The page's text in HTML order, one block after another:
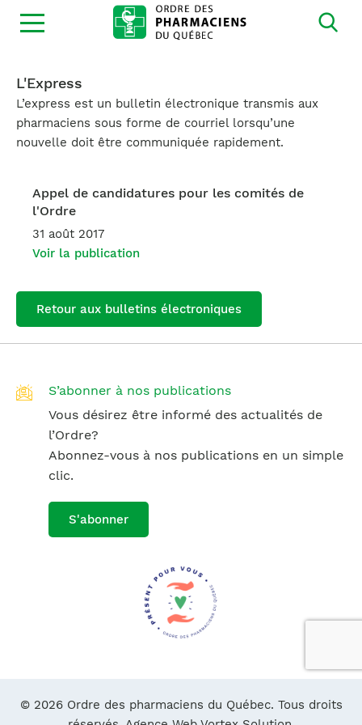
Ouvrir
la
L'Express
L’express est un bulletin électronique transmis aux
pharmaciens sous forme de courriel lorsqu’une
nouvelle doit être communiquée rapidement.
Appel de candidatures pour les comités de
l'Ordre
31 août 2017
Voir la publication
Retour aux bulletins électroniques
S’abonner à nos publications
Vous désirez être informé des actualités de
l’Ordre?
Abonnez-vous à nos publications en un simple
clic.
S'abonner
© 2026 Ordre des pharmaciens du Québec. Tous droits